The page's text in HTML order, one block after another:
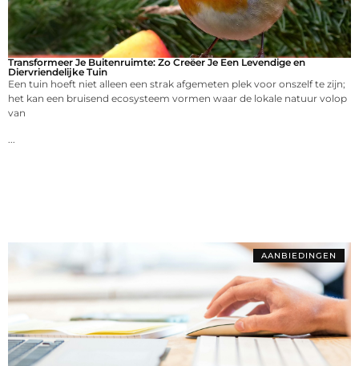
Transformeer Je Buitenruimte: Zo Creëer Je Een Levendige en
Diervriendelijke Tuin
Een tuin hoeft niet alleen een strak afgemeten plek voor onszelf te zijn;
het kan een bruisend ecosysteem vormen waar de lokale natuur volop
van
AANBIEDINGEN